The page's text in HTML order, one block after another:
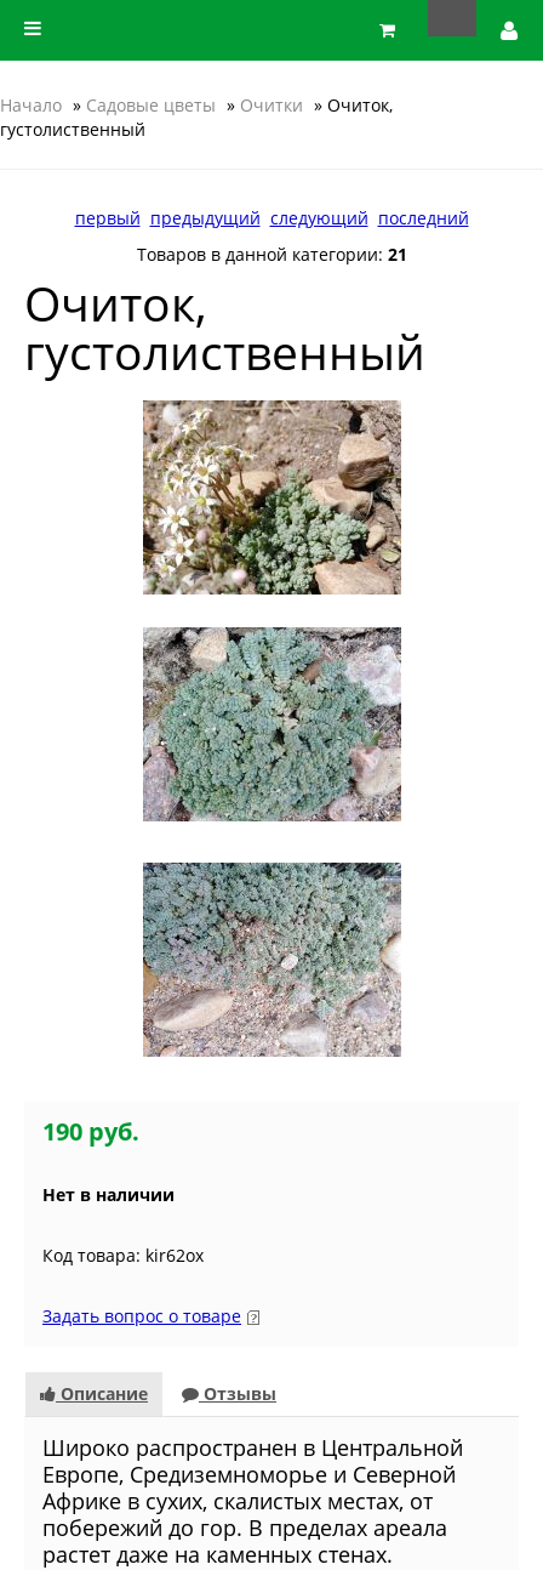
Начало » Садовые цветы » Очитки » Очиток,
густолиственный
первый предыдущий следующий последний
Товаров в данной категории: 21
Очиток,
густолиственный
190 руб.
Нет в наличии
Код товара: kir62ox
Задать вопрос о товаре
Описание Отзывы
Широко распространен в Центральной
Европе, Средиземноморье и Северной
Африке в сухих, скалистых местах, от
побережий до гор. В пределах ареала
растет даже на каменных стенах.